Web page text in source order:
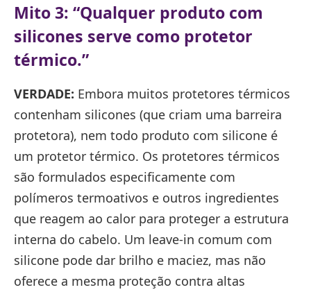
Mito 3: “Qualquer produto com
silicones serve como protetor
térmico.”
VERDADE: Embora muitos protetores térmicos
contenham silicones (que criam uma barreira
protetora), nem todo produto com silicone é
um protetor térmico. Os protetores térmicos
são formulados especificamente com
polímeros termoativos e outros ingredientes
que reagem ao calor para proteger a estrutura
interna do cabelo. Um leave-in comum com
silicone pode dar brilho e maciez, mas não
oferece a mesma proteção contra altas